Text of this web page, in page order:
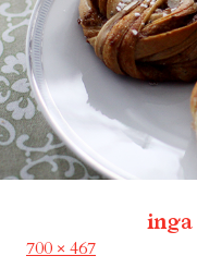
inga
Full
700 × 467